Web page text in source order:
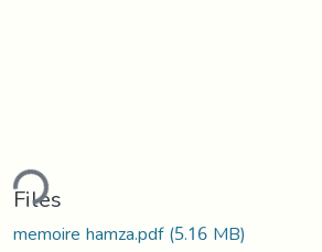
Files
memoire hamza.pdf(5.16 MB)